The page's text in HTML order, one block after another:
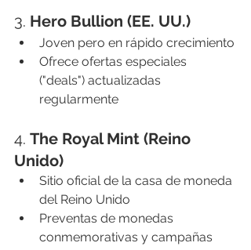
3. Hero Bullion (EE. UU.)
Joven pero en rápido crecimiento
Ofrece ofertas especiales
("deals") actualizadas
regularmente
4. The Royal Mint (Reino
Unido)
Sitio oficial de la casa de moneda
del Reino Unido
Preventas de monedas
conmemorativas y campañas